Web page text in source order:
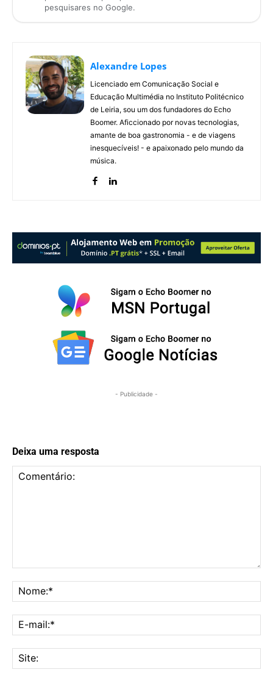
pesquisares no Google.
Alexandre Lopes
Licenciado em Comunicação Social e
Educação Multimédia no Instituto Politécnico
de Leiria, sou um dos fundadores do Echo
Boomer. Aficcionado por novas tecnologias,
amante de boa gastronomia - e de viagens
inesquecíveis! - e apaixonado pelo mundo da
música.
- Publicidade -
Deixa uma resposta